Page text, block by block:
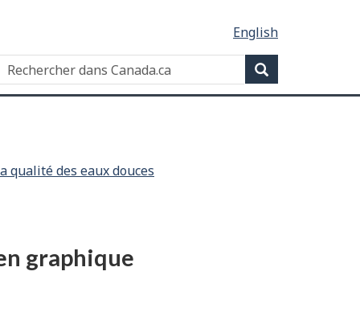
English
Search
qualité des eaux douces
graphique